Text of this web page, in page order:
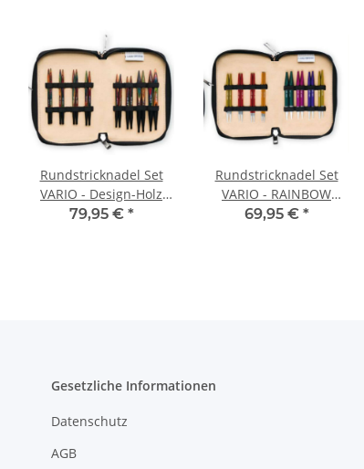
Rundstricknadel Set
VARIO - Design-Holz
(KURZ) mit
79,95 € *
Rundstricknadel Set
VARIO - RAINBOW
(KURZ) mit
69,95 € *
Gesetzliche Informationen
Datenschutz
AGB